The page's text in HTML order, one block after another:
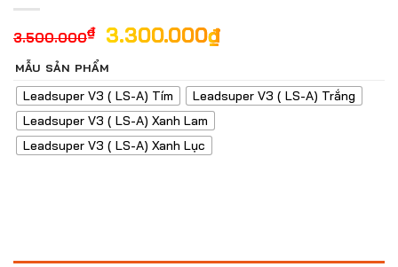
3.500.000₫ Giá
là:
3.500.000₫.
3.300.000₫Giá
là:
MẪU SẢN PHẨM
Leadsuper V3 ( LS-A) Tím
Leadsuper V3 ( LS-A) Trắng
Leadsuper V3 ( LS-A) Xanh Lam
Leadsuper V3 ( LS-A) Xanh Lục